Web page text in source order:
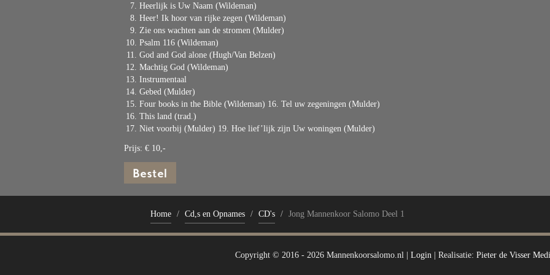
Heerlijk is Uw Naam (Wildeman)
Heer! Ik hoor van rijke zegen (Wildeman)
Zie ons wachten aan de stromen (Mulder)
Psalm 116 (Wildeman)
God and God alone (Hugh/Van Belzen)
Machtig God (Wildeman)
Instrumentaal
Gebed (Mulder)
Four books in the Bible (Wildeman) 16. Tel uw zegeningen (Mulder)
This land (trad.)
Niet voorbij (Mulder) 19. Hoe lief’lijk zijn Uw woningen (Mulder)
Prijs: € 10,-
Home / Cd,s en Opnames / CD's / Jong Mannenkoor Salomo Deel 1
Copyright © 2016 - 2026 Mannenkoorsalomo.nl | Login | Realisatie: Pieter de Visser